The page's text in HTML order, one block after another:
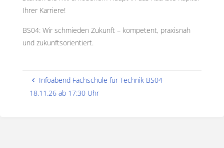
Ihrer Karriere!
BS04: Wir schmieden Zukunft – kompetent, praxisnah
und zukunftsorientiert.
Infoabend Fachschule für Technik BS04
18.11.26 ab 17:30 Uhr